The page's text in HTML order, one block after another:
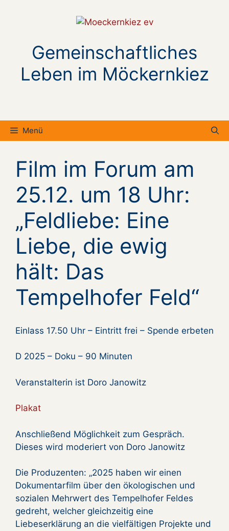
Gemeinschaftliches
Leben im Möckernkiez
Menü
Film im Forum am
25.12. um 18 Uhr:
„Feldliebe: Eine
Liebe, die ewig
hält: Das
Tempelhofer Feld“
Einlass 17.50 Uhr – Eintritt frei – Spende erbeten
D 2025 – Doku – 90 Minuten
Veranstalterin ist Doro Janowitz
Plakat
Anschließend Möglichkeit zum Gespräch.
Dieses wird moderiert von Doro Janowitz
Die Produzenten: „2025 haben wir einen
Dokumentarfilm über den ökologischen und
sozialen Mehrwert des Tempelhofer Feldes
gedreht, welcher gleichzeitig eine
Liebeserklärung an die vielfältigen Projekte und